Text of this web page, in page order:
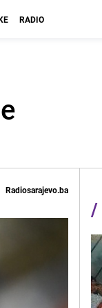
RADIO
Radiosarajevo.ba
/